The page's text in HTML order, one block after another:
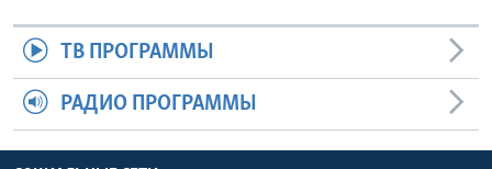
ТВ ПРОГРАММЫ
РАДИО ПРОГРАММЫ